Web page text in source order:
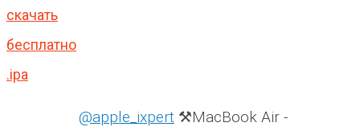
скачать
бесплатно
.ipa
@apple_ixpert ⚒️MacBook Air -